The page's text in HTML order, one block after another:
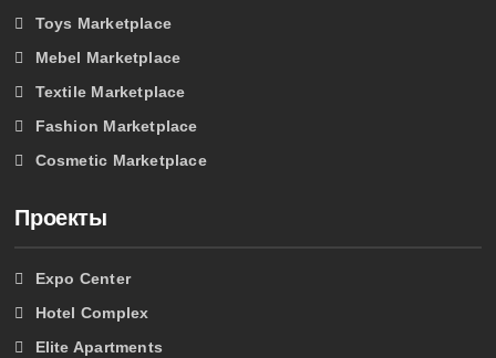
Toys Marketplace
Mebel Marketplace
Textile Marketplace
Fashion Marketplace
Cosmetic Marketplace
Проекты
Expo Center
Hotel Complex
Elite Apartments